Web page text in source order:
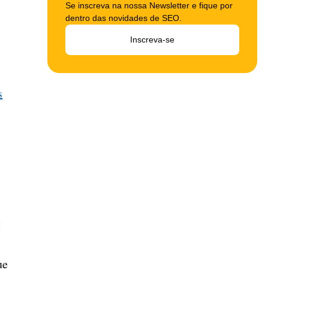
Se inscreva na nossa Newsletter e fique por
dentro das novidades de SEO.
Inscreva-se